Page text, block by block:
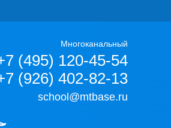
Многоканальный
(495) 120-45-54
(926) 402-82-13
school@mtbase.ru